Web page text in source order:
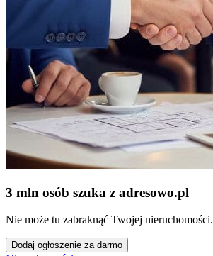
3 mln osób szuka z adresowo.pl
Nie może tu zabraknąć Twojej nieruchomości.
Dodaj ogłoszenie za darmo